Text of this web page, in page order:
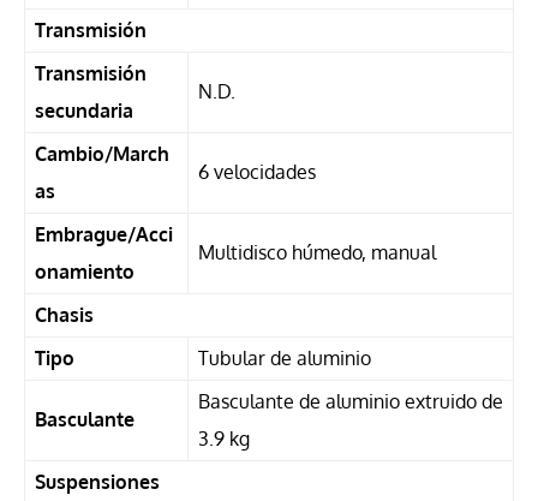
Transmisión
Transmisión
secundaria
N.D.
Cambio/March
as
6 velocidades
Embrague/Acci
onamiento
Multidisco húmedo, manual
Chasis
Tipo
Tubular de aluminio
Basculante
Basculante de aluminio extruido de
3.9 kg
Suspensiones